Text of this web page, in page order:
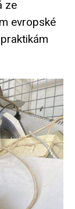
ze
evropské